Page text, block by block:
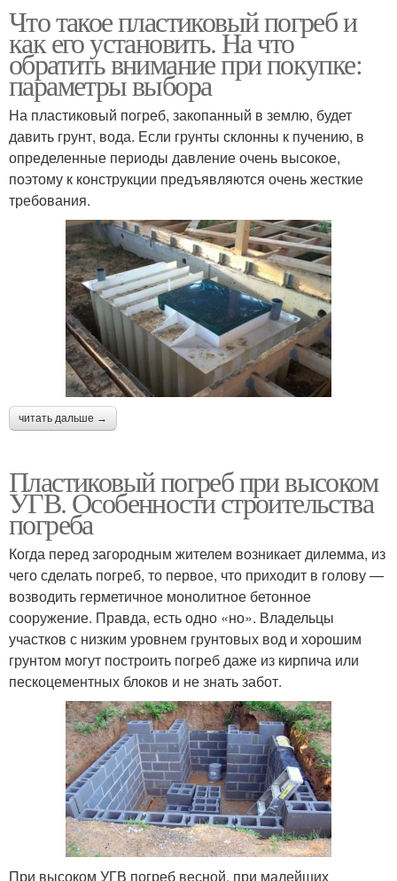
Что такое пластиковый погреб и
как его установить. На что
обратить внимание при покупке:
параметры выбора
На пластиковый погреб, закопанный в землю, будет
давить грунт, вода. Если грунты склонны к пучению, в
определенные периоды давление очень высокое,
поэтому к конструкции предъявляются очень жесткие
требования.
читать дальше →
Пластиковый погреб при высоком
УГВ. Особенности строительства
погреба
Когда перед загородным жителем возникает дилемма, из
чего сделать погреб, то первое, что приходит в голову —
возводить герметичное монолитное бетонное
сооружение. Правда, есть одно «но». Владельцы
участков с низким уровнем грунтовых вод и хорошим
грунтом могут построить погреб даже из кирпича или
пескоцементных блоков и не знать забот.
При высоком УГВ погреб весной, при малейших